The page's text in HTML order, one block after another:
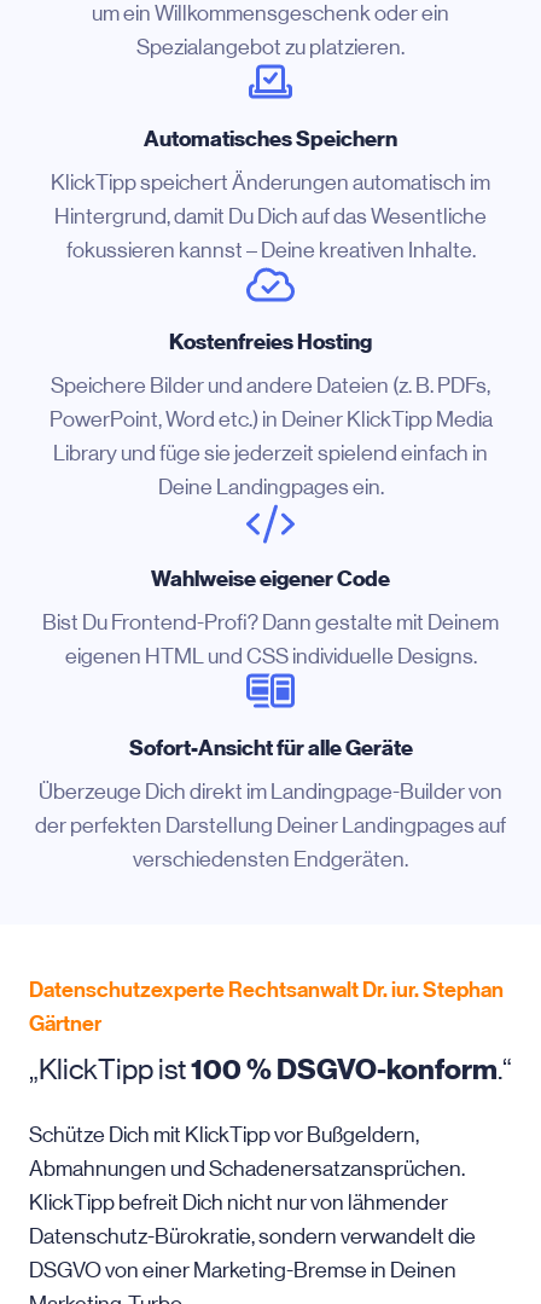
um ein Willkommensgeschenk oder ein
Spezialangebot zu platzieren.
Automatisches Speichern
KlickTipp speichert Änderungen automatisch im
Hintergrund, damit Du Dich auf das Wesentliche
fokussieren kannst – Deine kreativen Inhalte.
Kostenfreies Hosting
Speichere Bilder und andere Dateien (z. B. PDFs,
PowerPoint, Word etc.) in Deiner KlickTipp Media
Library und füge sie jederzeit spielend einfach in
Deine Landingpages ein.
Wahlweise eigener Code
Bist Du Frontend-Profi? Dann gestalte mit Deinem
eigenen HTML und CSS individuelle Designs.
Sofort-Ansicht für alle Geräte
Überzeuge Dich direkt im Landingpage-Builder von
der perfekten Darstellung Deiner Landingpages auf
verschiedensten Endgeräten.
Datenschutzexperte Rechtsanwalt Dr. iur. Stephan
Gärtner
„KlickTipp ist100 % DSGVO-konform.“
Schütze Dich mit KlickTipp vor Bußgeldern,
Abmahnungen und Schadenersatzansprüchen.
KlickTipp befreit Dich nicht nur von lähmender
Datenschutz-Bürokratie, sondern verwandelt die
DSGVO von einer Marketing-Bremse in Deinen